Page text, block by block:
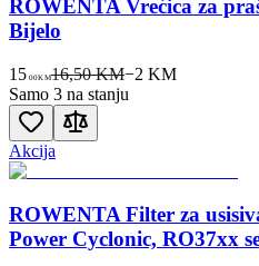
ROWENTA Vrećica za
Bijelo
15 00KM16,50 KM−2 KM
Samo 3 na stanju
Akcija
ROWENTA Filter za
Power Cyclonic, RO37xx